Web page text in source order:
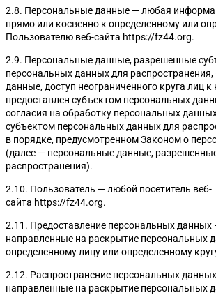
2.8. Персональные данные — любая
прямо или косвенно к определенному или
Пользователю веб-сайта https://fz44.org.
2.9. Персональные данные, разрешенные
персональных данных для
данные, доступ неограниченного круга лиц
предоставлен субъектом персональных
согласия на обработку персональных
субъектом персональных данных для
в порядке, предусмотренном Законом о
(далее — персональные данные,
распространения).
2.10. Пользователь — любой посетитель веб-
сайта https://fz44.org.
2.11. Предоставление персональных данных
направленные на раскрытие персональных
определенному лицу или определенному
2.12. Распространение персональных
направленные на раскрытие персональных